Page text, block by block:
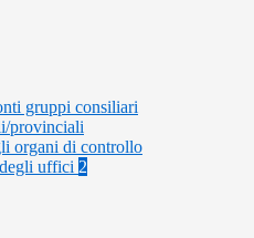
gruppi consiliari
provinciali
organi di controllo
uffici 2